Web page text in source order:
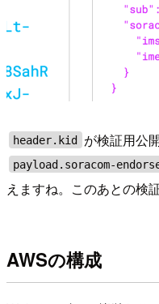
header.kid が検証用公
payload.soracom-
えますね。このあとの検
AWSの構成